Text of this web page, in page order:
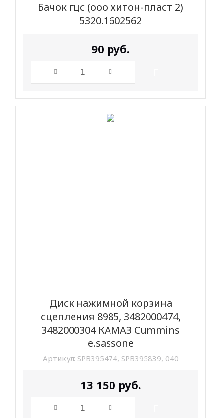
Бачок гцс (ооо хитон-пласт 2)
5320.1602562
90 руб.
Диск нажимной корзина
сцепления 8985, 3482000474,
3482000304 КАМАЗ Cummins
e.sassone
Артикул: SPB395474, SPB395839, 040
13 150 руб.